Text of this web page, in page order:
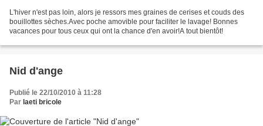
L'hiver n'est pas loin, alors je ressors mes graines de cerises et couds des
bouillottes sèches.Avec poche amovible pour faciliter le lavage! Bonnes
vacances pour tous ceux qui ont la chance d'en avoir!A tout bientôt!
Nid d'ange
Publié le 22/10/2010 à 11:28
Par laeti bricole